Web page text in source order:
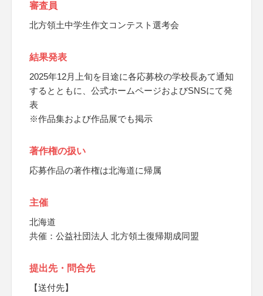
審査員
北方領土中学生作文コンテスト選考会
結果発表
2025年12月上旬を目途に各応募校の学校長あて通知
するとともに、公式ホームページおよびSNSにて発
表
※作品集および作品展でも掲示
著作権の扱い
応募作品の著作権は北海道に帰属
主催
北海道
共催：公益社団法人 北方領土復帰期成同盟
提出先・問合先
【送付先】